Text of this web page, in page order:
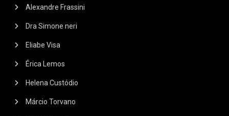
Alexandre Frassini
Dra Simone neri
Eliabe Visa
Érica Lemos
Helena Custódio
Márcio Torvano